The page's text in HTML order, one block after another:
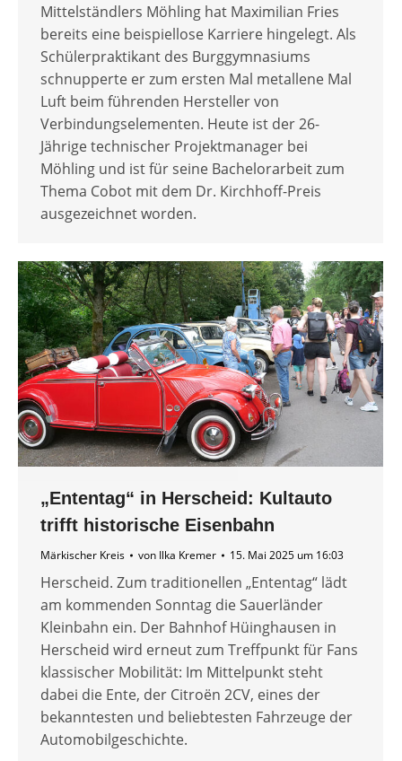
Mittelständlers Möhling hat Maximilian Fries
bereits eine beispiellose Karriere hingelegt. Als
Schülerpraktikant des Burggymnasiums
schnupperte er zum ersten Mal metallene Mal
Luft beim führenden Hersteller von
Verbindungselementen. Heute ist der 26-
Jährige technischer Projektmanager bei
Möhling und ist für seine Bachelorarbeit zum
Thema Cobot mit dem Dr. Kirchhoff-Preis
ausgezeichnet worden.
„Ententag“ in Herscheid: Kultauto
trifft historische Eisenbahn
Märkischer Kreis von Ilka Kremer 15. Mai 2025 um 16:03
Herscheid. Zum traditionellen „Ententag“ lädt
am kommenden Sonntag die Sauerländer
Kleinbahn ein. Der Bahnhof Hüinghausen in
Herscheid wird erneut zum Treffpunkt für Fans
klassischer Mobilität: Im Mittelpunkt steht
dabei die Ente, der Citroën 2CV, eines der
bekanntesten und beliebtesten Fahrzeuge der
Automobilgeschichte.